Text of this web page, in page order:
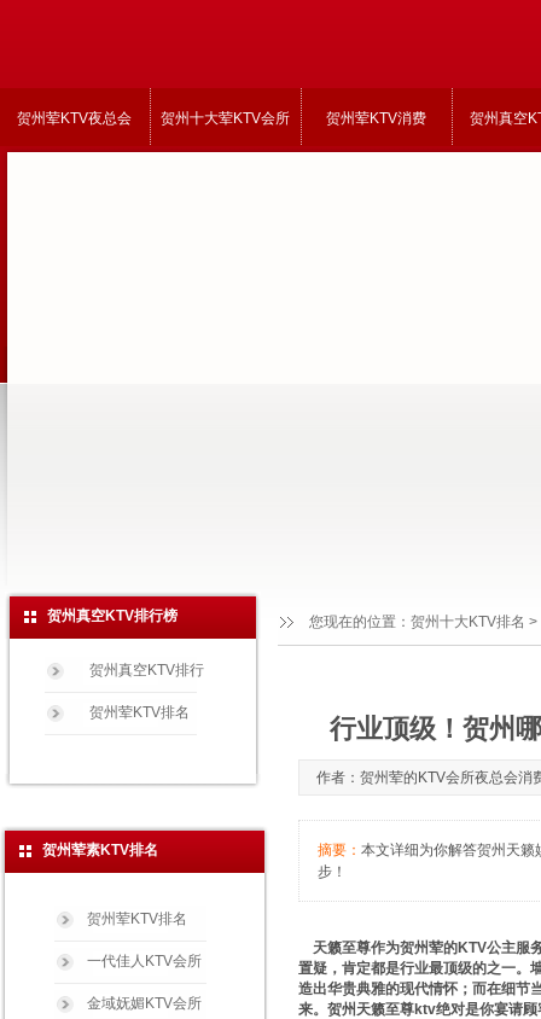
贺州荤KTV夜总会 贺州十大荤KTV会所 贺州荤KTV消费 贺州真空
您现在的位置： 贺州十大KTV排名 >
贺州真空KTV排行榜
贺州真空KTV排行
贺州荤KTV排名
行业顶级！贺州
作者：贺州荤的KTV会所夜总会
摘要： 本文详细为你解答贺州天
步！
天籁至尊作为贺州荤的KTV公主服
置疑，肯定都是行业最顶级的之一。
造出华贵典雅的现代情怀；而在细节
来。贺州天籁至尊ktv绝对是你宴请
贺州荤素KTV排名
贺州荤KTV排名
一代佳人KTV会所
金域妩媚KTV会所